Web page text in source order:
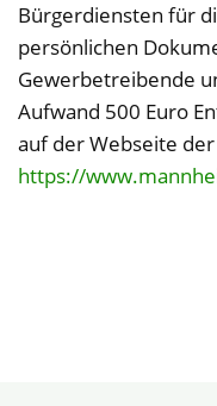
Bürgerdiensten für
persönlichen
Gewerbetreibende
Aufwand 500 Euro
auf der Webseite
https://